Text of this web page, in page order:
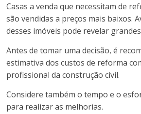
Casas a venda que necessitam de
são vendidas a preços mais baixos.
desses imóveis pode revelar
Antes de tomar uma decisão, é
estimativa dos custos de reforma
profissional da construção civil.
Considere também o tempo e o
para realizar as melhorias.